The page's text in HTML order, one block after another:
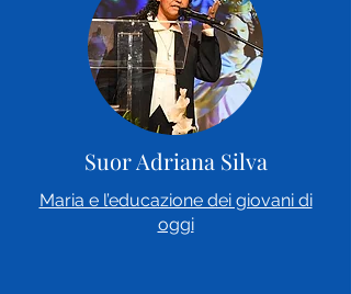
Suor Adriana Silva
Maria e l’educazione dei giovani di
oggi